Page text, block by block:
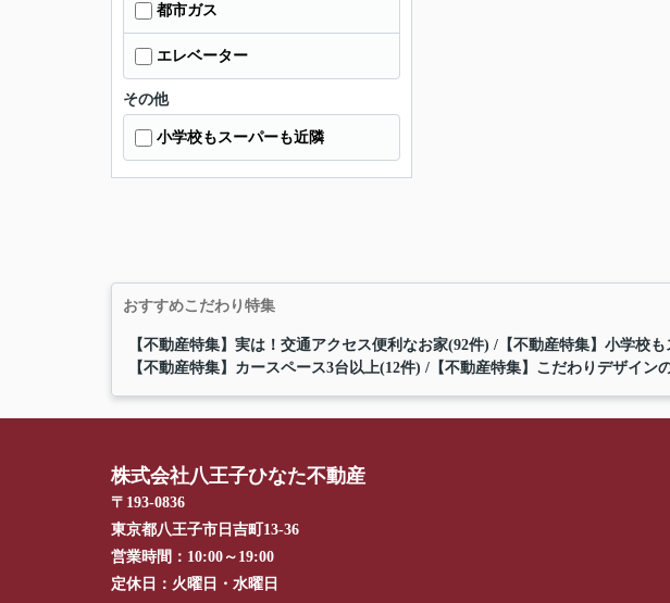
都市ガス
エレベーター
その他
小学校もスーパーも近隣
おすすめこだわり特集
【不動産特集】実は！交通アクセス便利なお家(92件) 【不動産特集】小学校
【不動産特集】カースペース3台以上(12件)
【不動産特集】こだわりデザイン
株式会社八王子ひなた不動産
〒193-0836
東京都八王子市日吉町13-36
営業時間： 10:00～19:00
定休日： 火曜日・水曜日